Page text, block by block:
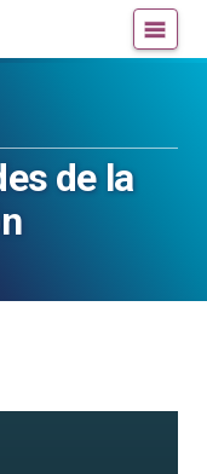
de la